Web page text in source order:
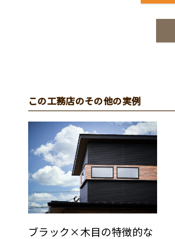
この工務店のその他の実例
ブラック×木目の特徴的な